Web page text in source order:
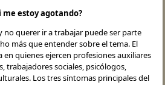
me estoy agotando?
no querer ir a trabajar puede ser parte
más que entender sobre el tema. El
quienes ejercen profesiones auxiliares
trabajadores sociales, psicólogos,
Los tres síntomas principales del